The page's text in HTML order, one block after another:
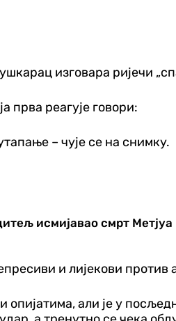
изговара ријечи
прва реагује говори:
– чује се на снимку.
исмијавао смрт
и лијекови
али је у